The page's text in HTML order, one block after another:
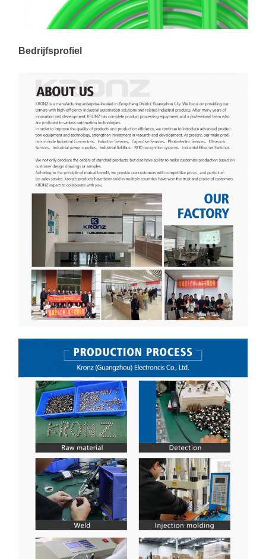
Bedrijfsprofiel